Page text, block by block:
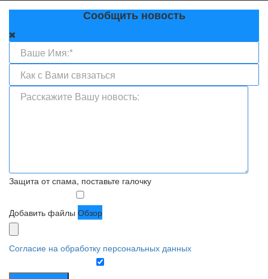
Сообщить новость
Защита от спама, поставьте галочку
Добавить файлы Обзор
Согласие на обработку персональных данных